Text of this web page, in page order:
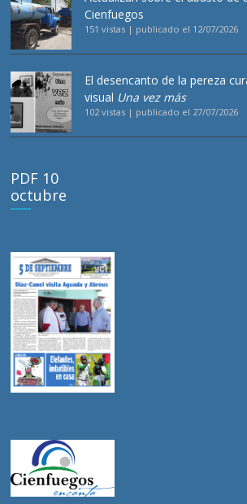
Cienfuegos
151 vistas | publicado el 12/07/2026
El desencanto de la pereza
visual Una vez más
102 vistas | publicado el 27/07/2026
PDF 10
octubre